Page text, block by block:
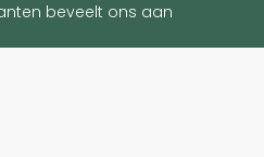
beveelt ons aan